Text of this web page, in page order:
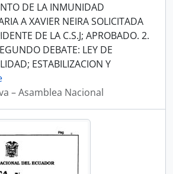
DE LA INMUNIDAD
A XAVIER NEIRA SOLICITADA
DE LA C.S.J; APROBADO. 2.
DEBATE: LEY DE
ESTABILIZACION Y
– Asamblea Nacional